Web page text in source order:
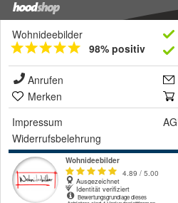
Wohnideebilder
98% positiv
Anrufen
Merken
Impressum
Widerrufsbelehrung